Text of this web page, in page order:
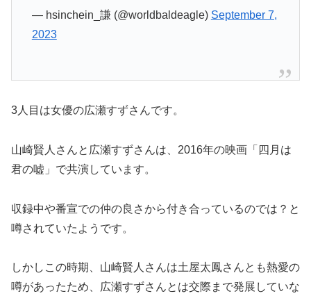
— hsinchein_謙 (@worldbaldeagle) September 7,
2023
3人目は女優の広瀬すずさんです。
山崎賢人さんと広瀬すずさんは、2016年の映画「四月は
君の嘘」で共演しています。
収録中や番宣での仲の良さから付き合っているのでは？と
噂されていたようです。
しかしこの時期、山崎賢人さんは土屋太鳳さんとも熱愛の
噂があったため、広瀬すずさんとは交際まで発展していな